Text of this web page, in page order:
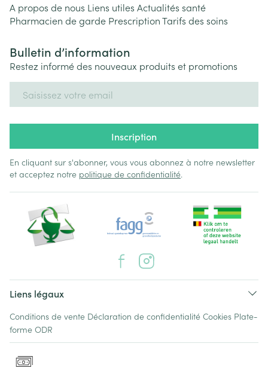
A propos de nous Liens utiles Actualités santé
Pharmacien de garde PrescriptionTarifs des soins
Bulletin d’information
Restez informé des nouveaux produits et promotions
Inscription
En cliquant sur s'abonner, vous vous abonnez à notre newsletter
et acceptez notre politique de confidentialité.
Liens légaux
Conditions de vente Déclaration de confidentialité Cookies Plate-
forme ODR